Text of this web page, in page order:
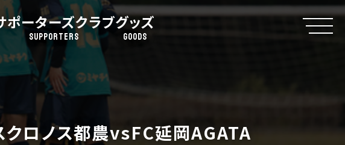
ポーターズクラブ
SUPPORTERS
グッズ
GOODS
クロノス都農vsFC延岡AGATA